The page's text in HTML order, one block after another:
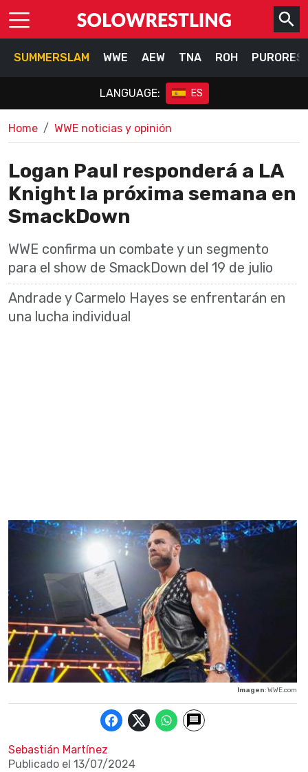
SUMMERSLAM WWE AEW TNA ROH
LANGUAGE: ES
Home WWE noticias y opinión
Logan Paul responderá a LA
Knight la próxima semana en
SmackDown
WWE confirma un combate y un segmento
para el show de SmackDown del 19 de julio
Andrade y Carmelo Hayes se enfrentarán en
una lucha individual
Imagen: WWE.com
Sebastián Martínez
Publicado el 13/07/2024